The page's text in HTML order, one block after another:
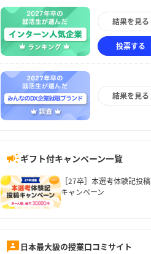
結果を見る
投票する
結果を見る
ギフト付キャンペーン一覧
［27卒］本選考体験記投稿
キャンペーン
日本最大級の授業口コミサイト